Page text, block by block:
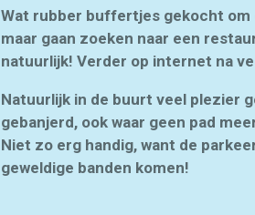
Wat rubber buffertjes gekocht om
maar gaan zoeken naar een
natuurlijk! Verder op internet na
Natuurlijk in de buurt veel plezier
gebanjerd, ook waar geen pad
Niet zo erg handig, want de
geweldige banden komen!